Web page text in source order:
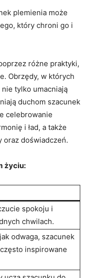
plemienia może
który chroni go i
różne praktyki,
Obrzędy, w których
nie tylko umacniają
duchom szacunek
celebrowanie
i ład, a także
oraz doświadczeń.
życiu:
spokoju i
chwilach.
odwaga, szacunek
inspirowane